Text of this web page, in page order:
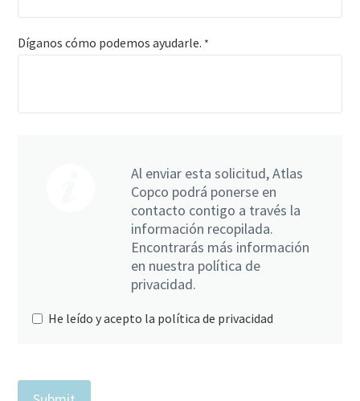
Díganos cómo podemos ayudarle. *
Al enviar esta solicitud, Atlas
Copco podrá ponerse en
contacto contigo a través la
información recopilada.
Encontrarás más información
en nuestra política de
privacidad.
He leído y acepto la política de privacidad